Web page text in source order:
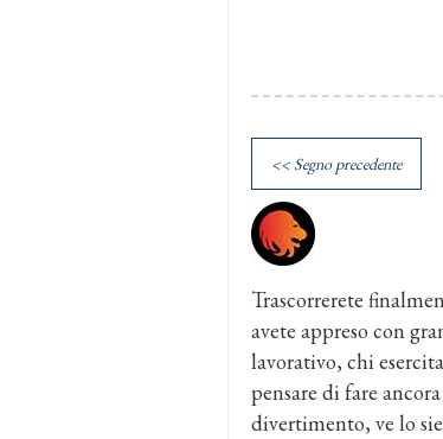
<< Segno precedente
Trascorrerete
avete appreso con
lavorativo, chi
pensare di fare
divertimento, ve lo